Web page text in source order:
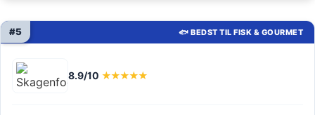
🐟 BEDST TIL FISK & GOURMET
#5
8.9/10 ★★★★★